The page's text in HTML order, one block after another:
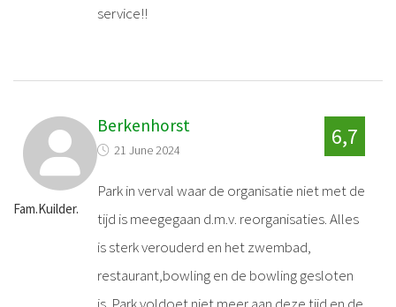
service!!
Fam.Kuilder.
Berkenhorst
21 June 2024
6,7
Park in verval waar de organisatie niet met de
tijd is meegegaan d.m.v. reorganisaties. Alles
is sterk verouderd en het zwembad,
restaurant,bowling en de bowling gesloten